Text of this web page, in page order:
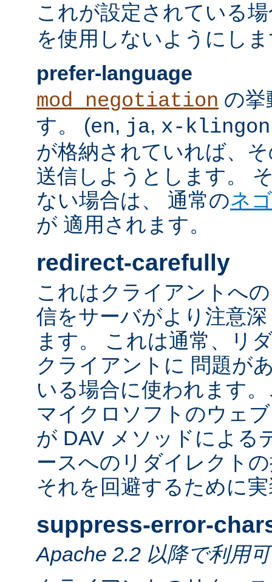
これが設定されている
を使用しないようにし
prefer-language
mod_negotiation の挙
す。 (en, ja, x-klingon
が格納されていれば、
送信しようとします。
ない場合は、 通常のネ
が 適用されます。
redirect-carefully
これはクライアントへ
信をサーバがより注意
ます。 これは通常、リ
クライアントに 問題が
いる場合に使われます
マイクロソフトのウェ
が DAV メソッドによる
ースへのリダイレクト
それを回避するために
suppress-error-
Apache 2.2 以降で利用